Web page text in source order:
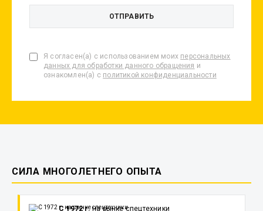
Я согласен(а) с использованием моих персональных
данных для обработки данного обращения и
ознакомлен(а) с политикой конфиденциальности
СИЛА МНОГОЛЕТНЕГО ОПЫТА
С 1972 г.на рынке спецтехники